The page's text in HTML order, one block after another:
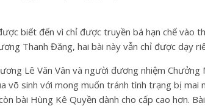
biết đến vì chỉ được truyền bá hạn chế vào
Thanh Đăng, hai bài này vẫn chỉ được dạy
Lê Văn Vân và người đương nhiệm
võ sinh với mong muốn tránh tình trạng bị mai
bài Hùng Kê Quyền dành cho cấp cao hơn.